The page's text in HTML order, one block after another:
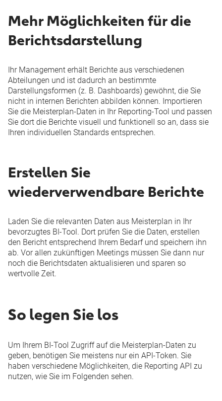
Mehr Möglichkeiten für die
Berichtsdarstellung
Ihr Management erhält Berichte aus verschiedenen
Abteilungen und ist dadurch an bestimmte
Darstellungsformen (z. B. Dashboards) gewöhnt, die Sie
nicht in internen Berichten abbilden können. Importieren
Sie die Meisterplan-Daten in Ihr Reporting-Tool und passen
Sie dort die Berichte visuell und funktionell so an, dass sie
Ihren individuellen Standards entsprechen.
Erstellen Sie
wiederverwendbare Berichte
Laden Sie die relevanten Daten aus Meisterplan in Ihr
bevorzugtes BI-Tool. Dort prüfen Sie die Daten, erstellen
den Bericht entsprechend Ihrem Bedarf und speichern ihn
ab. Vor allen zukünftigen Meetings müssen Sie dann nur
noch die Berichtsdaten aktualisieren und sparen so
wertvolle Zeit.
So legen Sie los
Um Ihrem BI-Tool Zugriff auf die Meisterplan-Daten zu
geben, benötigen Sie meistens nur ein API-Token. Sie
haben verschiedene Möglichkeiten, die Reporting API zu
nutzen, wie Sie im Folgenden sehen.